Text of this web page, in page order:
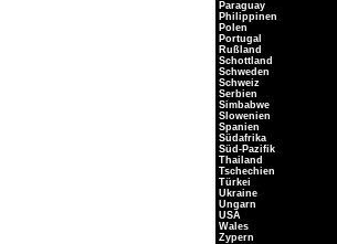
Paraguay
Philippinen
Polen
Portugal
Rußland
Schottland
Schweden
Schweiz
Serbien
Simbabwe
Slowenien
Spanien
Südafrika
Süd-Pazifik
Thailand
Tschechien
Türkei
Ukraine
Ungarn
USA
Wales
Zypern